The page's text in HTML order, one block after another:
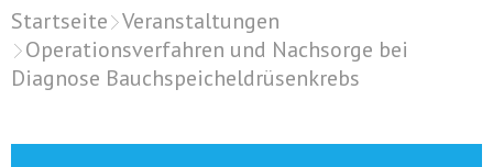
Startseite Veranstaltungen
Operationsverfahren und Nachsorge bei
Diagnose Bauchspeicheldrüsenkrebs